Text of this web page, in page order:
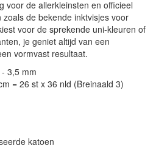
voor de allerkleinsten en officieel
de bekende inktvisjes voor
voor de sprekende uni-kleuren of
je geniet altijd van een
vormvast resultaat.
3,5 mm
= 26 st x 36 nld (Breinaald 3)
katoen